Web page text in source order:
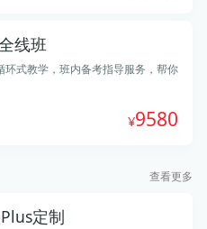
线班
式教学，班内备考指导服务，帮你
9580
查看更多
定制